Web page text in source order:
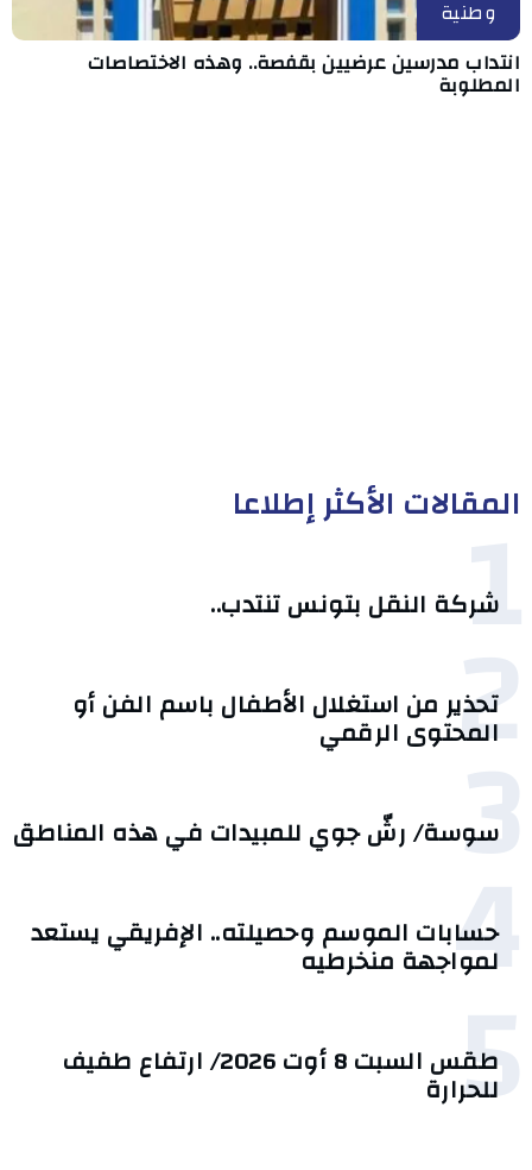
وطنية
انتداب مدرسين عرضيين بقفصة.. وهذه الاختصاصات
المطلوبة
المقالات الأكثر إطلاعا
1
شركة النقل بتونس تنتدب..
2
تحذير من استغلال الأطفال باسم الفن أو
المحتوى الرقمي
3
سوسة/ رشّ جوي للمبيدات في هذه المناطق
4
حسابات الموسم وحصيلته.. الإفريقي يستعد
لمواجهة منخرطيه
5 طقس السبت 8 أوت 2026/ ارتفاع طفيف
للحرارة